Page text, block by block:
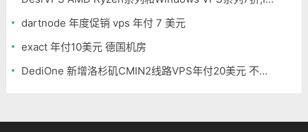
dartnode 年度促销 vps 年付 7 美元
exact 年付10美元 德国机房
DediOne 新增洛杉矶CMIN2线路VPS年付20美元 不限流量